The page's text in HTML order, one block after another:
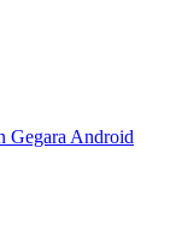
Gegara Android